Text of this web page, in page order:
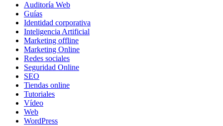
Auditoría Web
Guías
Identidad corporativa
Inteligencia Artificial
Marketing offline
Marketing Online
Redes sociales
Seguridad Online
SEO
Tiendas online
Tutoriales
Vídeo
Web
WordPress